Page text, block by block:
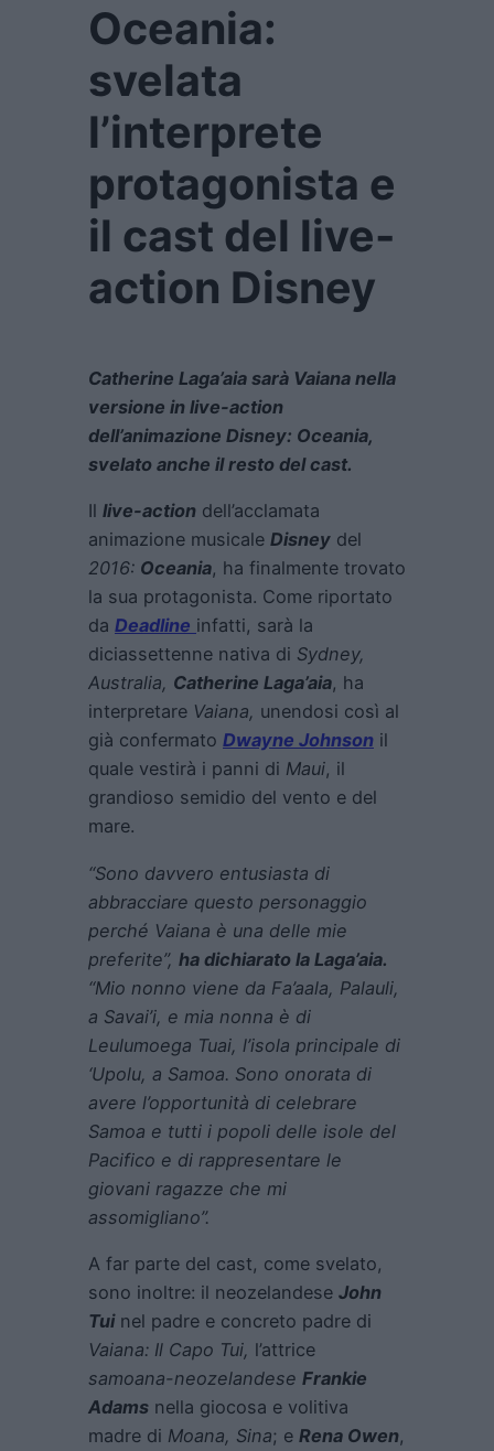
Oceania:
svelata
l’interprete
protagonista e
il cast del live-
action Disney
Catherine Laga’aia sarà Vaiana nella
versione in live-action
dell’animazione Disney: Oceania,
svelato anche il resto del cast.
Il live-action dell’acclamata
animazione musicale Disney del
2016: Oceania, ha finalmente trovato
la sua protagonista. Come riportato
da Deadline infatti, sarà la
diciassettenne nativa di Sydney,
Australia, Catherine Laga’aia, ha
interpretare Vaiana, unendosi così al
già confermato Dwayne Johnson il
quale vestirà i panni di Maui, il
grandioso semidio del vento e del
mare.
“Sono davvero entusiasta di
abbracciare questo personaggio
perché Vaiana è una delle mie
preferite”, ha dichiarato la Laga’aia.
“Mio nonno viene da Fa’aala, Palauli,
a Savai’i, e mia nonna è di
Leulumoega Tuai, l’isola principale di
‘Upolu, a Samoa. Sono onorata di
avere l’opportunità di celebrare
Samoa e tutti i popoli delle isole del
Pacifico e di rappresentare le
giovani ragazze che mi
assomigliano”.
A far parte del cast, come svelato,
sono inoltre: il neozelandese John
Tuinel padre e concreto padre di
Vaiana: Il Capo Tui, l’attrice
samoana-neozelandese Frankie
Adams nella giocosa e volitiva
madre di Moana, Sina; e Rena Owen,